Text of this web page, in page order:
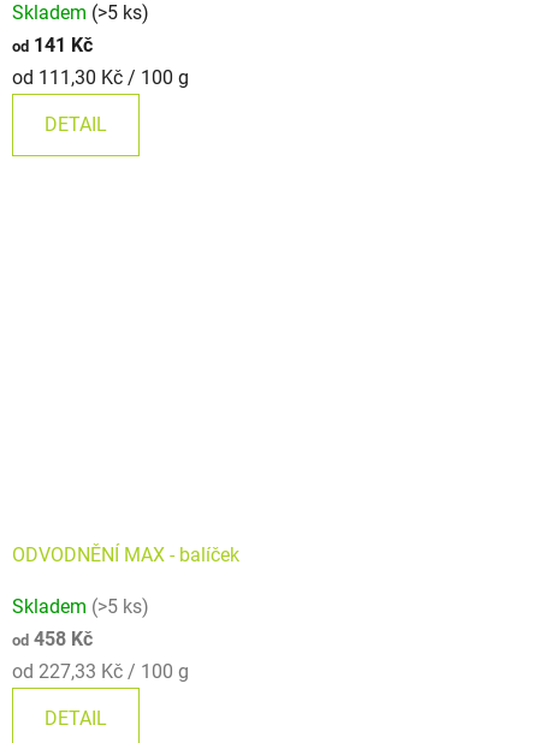
hodnocení
produktu
je
z
Skladem (>5 ks)
od 141 Kč
Měrná
od 111,30 Kč / 100 g
DETAIL
ODVODNĚNÍ MAX - balíček
Skladem (>5 ks)
od 458 Kč
Měrná
od 227,33 Kč / 100 g
DETAIL